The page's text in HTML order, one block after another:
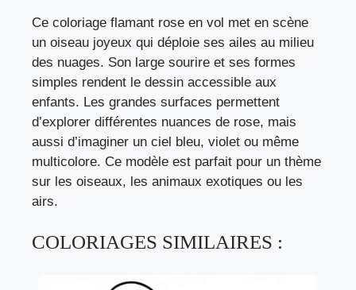
Ce coloriage flamant rose en vol met en scène
un oiseau joyeux qui déploie ses ailes au milieu
des nuages. Son large sourire et ses formes
simples rendent le dessin accessible aux
enfants. Les grandes surfaces permettent
d’explorer différentes nuances de rose, mais
aussi d’imaginer un ciel bleu, violet ou même
multicolore. Ce modèle est parfait pour un thème
sur les oiseaux, les animaux exotiques ou les
airs.
COLORIAGES SIMILAIRES :